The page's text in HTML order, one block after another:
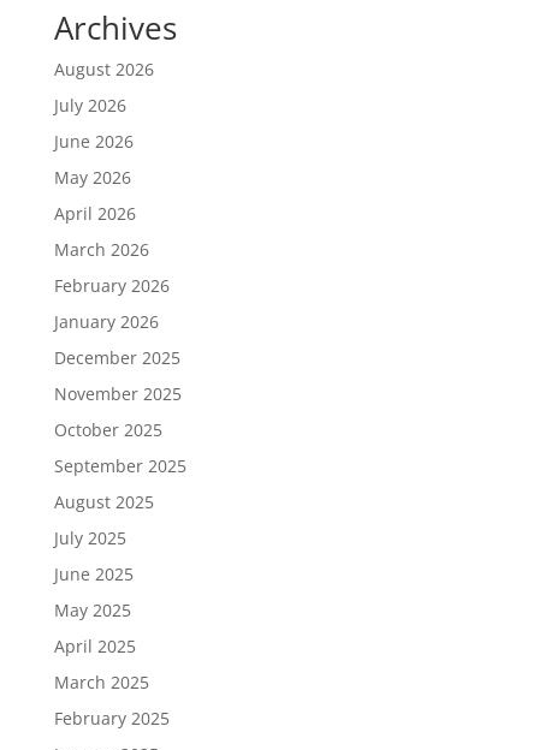
Archives
August 2026
July 2026
June 2026
May 2026
April 2026
March 2026
February 2026
January 2026
December 2025
November 2025
October 2025
September 2025
August 2025
July 2025
June 2025
May 2025
April 2025
March 2025
February 2025